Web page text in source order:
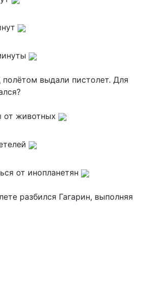
полётом выдали пистолет. Для
от животных
от инопланетян
разбился Гагарин, выполняя